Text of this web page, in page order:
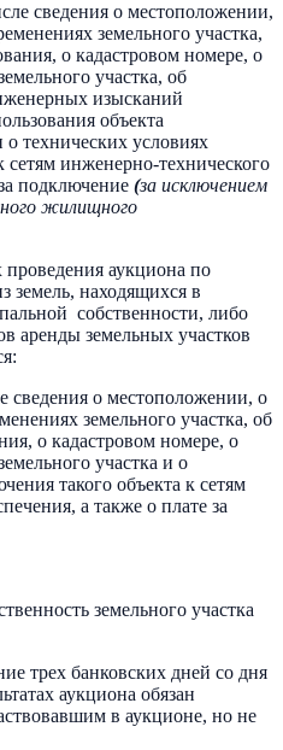
сведения о местоположении,
земельного участка,
о кадастровом номере, о
участка, об
изысканий
объекта
о технических условиях
сетям инженерно-технического
подключение (за исключением
жилищного
проведения аукциона по
земель, находящихся в
собственности, либо
аренды земельных участков
сведения о местоположении, о
земельного участка, об
о кадастровом номере, о
участка и о
такого объекта к сетям
а также о плате за
земельного участка
трех банковских дней со дня
аукциона обязан
в аукционе, но не